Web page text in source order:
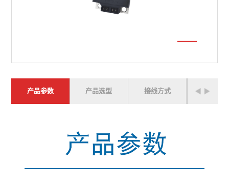
产品参数 产品选型 接线方式